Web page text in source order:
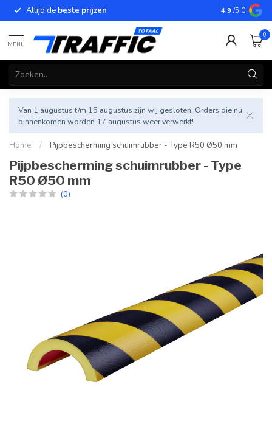
Altijd de beste prijzen Betrouwbare
4.9 /5.0
MENU
0
Van 1 augustus t/m 15 augustus zijn wij gesloten. Orders die nu
binnenkomen worden 17 augustus weer verwerkt!
Home / Pijpbescherming schuimrubber - Type R50 Ø50 mm
Pijpbescherming schuimrubber - Type
R50 Ø50 mm
(0)